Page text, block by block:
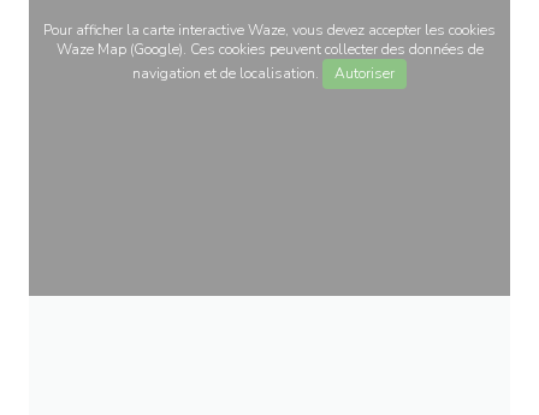
Pour afficher la carte interactive Waze, vous devez accepter les cookies
Waze Map (Google). Ces cookies peuvent collecter des données de
navigation et de localisation.
Autoriser